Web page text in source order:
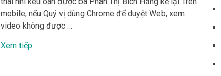
mobile, nếu Quý vị dùng Chrome để duyệt Web, xem
video không được …
Xem tiếp